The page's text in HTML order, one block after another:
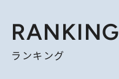
RANKING
ランキング